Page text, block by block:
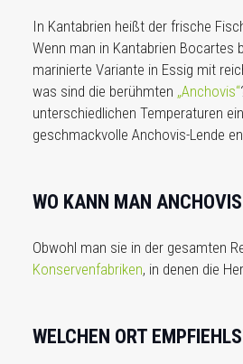
In Kantabrien heißt der frische
Wenn man in Kantabrien Bocartes
marinierte Variante in Essig mit
was sind die berühmten „Anchovis“
unterschiedlichen Temperaturen
geschmackvolle Anchovis-Lende
WO KANN MAN
Obwohl man sie in der gesamten
Konservenfabriken, in denen die
WELCHEN ORT